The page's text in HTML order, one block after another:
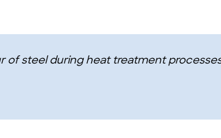
of steel during heat treatment